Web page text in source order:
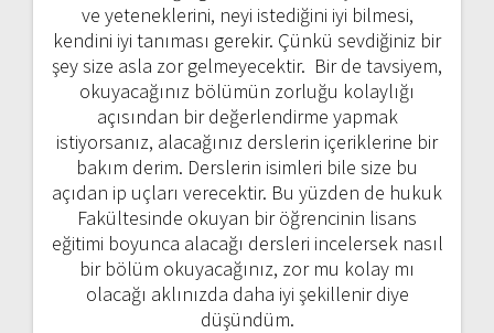
ve yeteneklerini, neyi istediğini iyi bilmesi,
kendini iyi tanıması gerekir. Çünkü sevdiğiniz bir
şey size asla zor gelmeyecektir. Bir de tavsiyem,
okuyacağınız bölümün zorluğu kolaylığı
açısından bir değerlendirme yapmak
istiyorsanız, alacağınız derslerin içeriklerine bir
bakım derim. Derslerin isimleri bile size bu
açıdan ip uçları verecektir. Bu yüzden de hukuk
Fakültesinde okuyan bir öğrencinin lisans
eğitimi boyunca alacağı dersleri incelersek nasıl
bir bölüm okuyacağınız, zor mu kolay mı
olacağı aklınızda daha iyi şekillenir diye
düşündüm.